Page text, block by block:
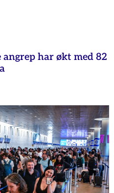
har økt med 82